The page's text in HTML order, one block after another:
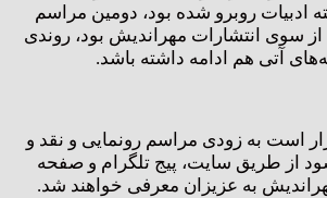
ادبیات روبرو شده بود، دومین مراسم
از سوی انتشارات مهراندیش بود، روندی
آتی هم ادامه داشته باشد.
است به زودی مراسم رونمایی و نقد و
از طریق سایت، پیج تلگرام و صفحه
به عزیزان معرفی خواهند شد.